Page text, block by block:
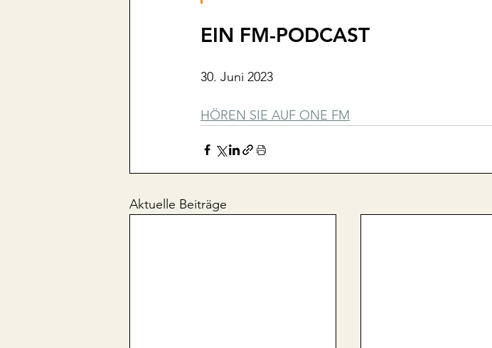
EIN FM-PODCAST
30. Juni 2023
HÖREN SIE AUF ONE FM
Aktuelle Beiträge